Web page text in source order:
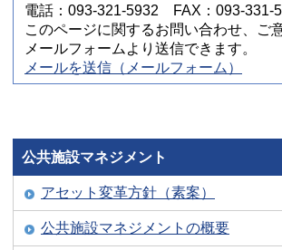
電話：093-321-5932 FAX：093-331-
このページに関するお問い合わせ、ご
メールフォームより送信できます。
メールを送信（メールフォーム）
公共施設マネジメント
アセット変革方針（素案）
公共施設マネジメントの概要